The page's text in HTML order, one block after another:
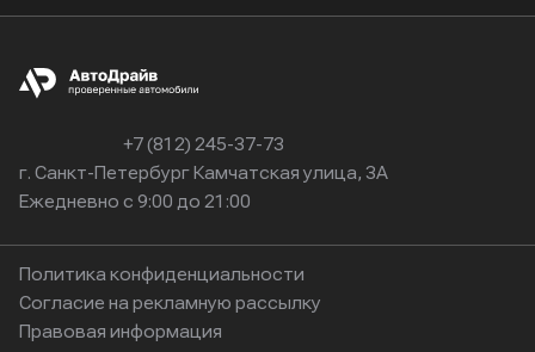
+7 (812) 245-37-73
г. Санкт-Петербург Камчатская улица, 3А
Ежедневно с 9:00 до 21:00
Политика конфиденциальности
Согласие на рекламную рассылку
Правовая информация